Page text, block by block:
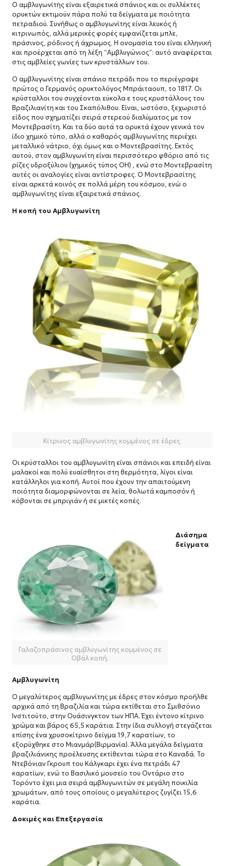
Ο αμβλυγωνίτης είναι εξαιρετικά σπάνιος και οι συλλέκτες
ορυκτών εκτιμούν πάρα πολύ τα δείγματα με ποιότητα
πετραδιού. Συνήθως ο αμβλυγωνίτης είναι λευκός ή
κιτρινωπός, αλλά μερικές φορές εμφανίζεται μπλε,
πράσινος, ρόδινος ή άχρωμος. Η ονομασία του είναι ελληνική
και προέρχεται από τη λέξη “Αμβλυγώνιος”: αυτό αναφέρεται
στις αμβλείες γωνίες των κρυστάλλων του.
Ο αμβλυγωνίτης είναι σπάνιο πετράδι που το περιέγραψε
πρώτος ο Γερμανός ορυκτολόγος Μπράιταουπ, το 1817. Οι
κρύσταλλοι του συγχέονται εύκολα ε τους κρυστάλλους του
Βραζιλιανίτη και του Σκαπόλιθου. Είναι, ωστόσο, ξεχωριστό
είδος που σχηματίζει σειρά στερεού διαλύματος με τον
Μοντεβρασίτη. Και τα δύο αυτά τα ορυκτά έχουν γενικά τον
ίδιο χημικό τύπο, αλλά ο καθαρός αμβλυγωνίτης περιέχει
μεταλλικό νάτριο, όχι όμως και ο Μοντεβρασίτης. Εκτός
αυτού, στον αμβλυγωνίτη είναι περισσότερο φθόριο από τις
ρίζες υδροξύλιου (χημικός τύπος ΟΗ) , ενώ στο Μοντεβρασίτη
αυτές οι αναλογίες είναι αντίστροφες. Ο Μοντεβρασίτης
είναι αρκετά κοινός σε πολλά μέρη του κόσμου, ενώ ο
αμβλυγωνίτης είναι εξαιρετικά σπάνιος.
Η κοπή του Αμβλυγωνίτη
Κίτρινος αμβλυγωνίτης κομμένος σε έδρες.
Οι κρύσταλλοι του αμβλυγωνίτη είναι σπάνιοι και επειδή είναι
μαλακοί και πολύ ευαίσθητοι στη θερμότητα, λίγοι είναι
κατάλληλοι για κοπή. Αυτοί που έχουν την απαιτούμενη
ποιότητα διαμορφώνονται σε λεία, θολωτά καμποσόν ή
κόβονται σε μπριγιάν ή σε μικτές κοπές.
Γαλαζοπράσινος αμβλυγωνίτης κομμένος σε
Οβάλ κοπή.
Διάσημα
δείγματα
Αμβλυγωνίτη
Ο μεγαλύτερος αμβλυγωνίτης με έδρες στον κόσμο προήλθε
αρχικά από τη Βραζιλία και τώρα εκτίθεται στο Σμιθσόνιο
Ινστιτούτο, στην Ουάσινγκτον των ΗΠΑ. Έχει έντονο κίτρινο
χρώμα και βάρος 65,5 καράτια. Στην ίδια συλλογή στεγάζεται
επίσης ένα χρυσοκίτρινο δείγμα 19,7 καρατίων, το
εξορύχθηκε στο Μιανμάρ(Βιρμανία). Άλλα μεγάλα δείγματα
βραζιλιάνικης προέλευσης εκτίθενται τώρα στο Καναδά. Το
Ντεβόνιαν Γκρουπ του Κάλγκαρι έχει ένα πετράδι 47
καρατίων, ενώ το Βασιλικό μουσείο του Οντάριο στο
Τορόντο έχει μια σειρά αμβλυγωνιτών σε μεγάλη ποικιλία
χρωμάτων, από τους οποίους ο μεγαλύτερος ζυγίζει 15,6
καράτια.
Δοκιμές και Επεξεργασία